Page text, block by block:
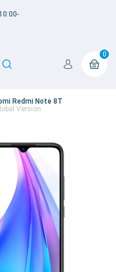
0
Redmi Note 8T
Version